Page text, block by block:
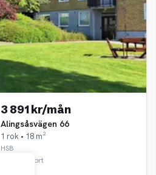
3 891 kr/mån
Alingsåsvägen 66
1 rok • 18 m²
HSB
~2,4 km bort